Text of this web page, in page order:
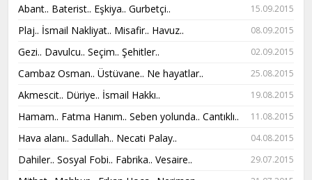
Abant.. Baterist.. Eşkiya.. Gurbetçi.. 15.09.2015
Plaj.. İsmail Nakliyat.. Misafir.. Havuz.. 08.09.2015
Gezi.. Davulcu.. Seçim.. Şehitler.. 02.09.2015
Cambaz Osman.. Üstüvane.. Ne hayatlar.. 25.08.2015
Akmescit.. Düriye.. İsmail Hakkı.. 19.08.2015
Hamam.. Fatma Hanım.. Seben yolunda.. Cantıklı.. 11.08.2015
Hava alanı.. Sadullah.. Necati Palay.. 04.08.2015
Dahiler.. Sosyal Fobi.. Fabrika.. Vesaire.. 29.07.2015